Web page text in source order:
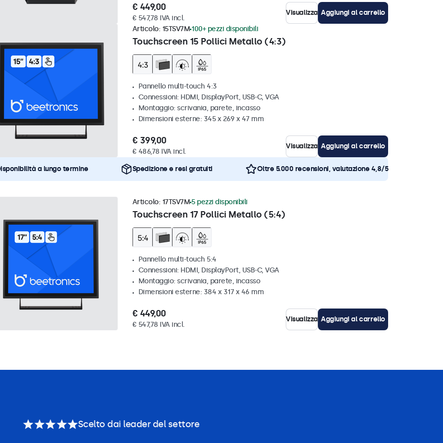
€ 449,00
€ 547,78 IVA incl.
Visualizza Aggiungi al carrello
Touchscreen 15 Pollici Metallo (4:3)
Articolo: 15TSV7M 100+ pezzi disponibili
Pannello multi-touch 4:3
Connessioni: HDMI, DisplayPort, USB-C, VGA
Montaggio: scrivania, parete, incasso
Dimensioni esterne: 345 x 269 x 47 mm
€ 399,00
€ 486,78 IVA incl.
Visualizza Aggiungi al carrello
a lungo termine Spedizione e resi gratuiti Oltre 5.000 recensioni, valutazione 4,8/5
Touchscreen 17 Pollici Metallo (5:4)
Articolo: 17TSV7M 5 pezzi disponibili
Pannello multi-touch 5:4
Connessioni: HDMI, DisplayPort, USB-C, VGA
Montaggio: scrivania, parete, incasso
Dimensioni esterne: 384 x 317 x 46 mm
€ 449,00
€ 547,78 IVA incl.
Visualizza Aggiungi al carrello
Scelto dai leader del settore